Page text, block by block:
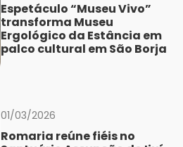
Espetáculo “Museu Vivo”
transforma Museu
Ergológico da Estância em
palco cultural em São Borja
01/03/2026
Romaria reúne fiéis no